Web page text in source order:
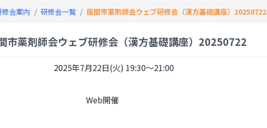
修会案内 / 研修会一覧 / 座間市薬剤師会ウェブ研修会（漢方基礎講座）20250722
市薬剤師会ウェブ研修会（漢方基礎講座）20250722
2025年7月22日(火) 19:30～21:00